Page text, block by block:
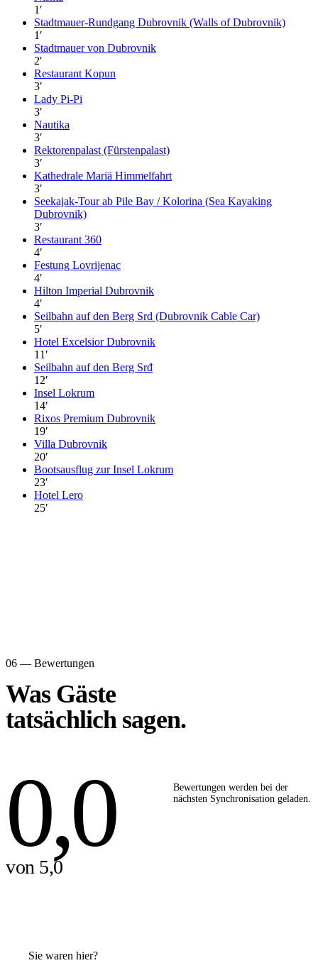
1′
Stadtmauer-Rundgang Dubrovnik (Walls of Dubrovnik)
1′
Stadtmauer von Dubrovnik
2′
Restaurant Kopun
3′
Lady Pi-Pi
3′
Nautika
3′
Rektorenpalast (Fürstenpalast)
3′
Kathedrale Mariä Himmelfahrt
3′
Seekajak-Tour ab Pile Bay / Kolorina (Sea Kayaking
Dubrovnik)
3′
Restaurant 360
4′
Festung Lovrijenac
4′
Hilton Imperial Dubrovnik
4′
Seilbahn auf den Berg Srd (Dubrovnik Cable Car)
5′
Hotel Excelsior Dubrovnik
11′
Seilbahn auf den Berg Srđ
12′
Insel Lokrum
14′
Rixos Premium Dubrovnik
19′
Villa Dubrovnik
20′
Bootsausflug zur Insel Lokrum
23′
Hotel Lero
25′
06 — Bewertungen
Was Gäste
tatsächlich sagen.
0,0
von 5,0
Bewertungen werden bei der
nächsten Synchronisation geladen.
Sie waren hier?